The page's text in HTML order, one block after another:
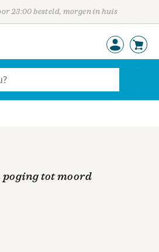
23:00 besteld, morgen in huis
poging tot moord